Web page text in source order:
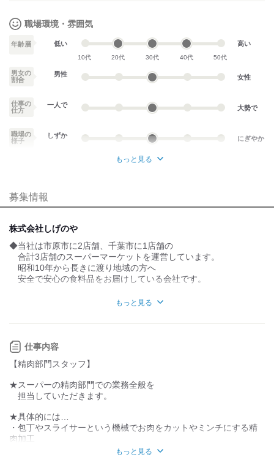
職場環境・雰囲気
年齢層 低い
10代 20代 30代 40代 50代
高い
男女の
割合
男性 女性
仕事の
仕方
一人で 大勢で
職場の
様子
しずか にぎやか
個性が生かせる
デスクワーク
お客様との対話が
少ない
多い
力仕事が少ない
もっと見る
募集情報
株式会社しげのや
◆当社は市原市に2店舗、千葉市に1店舗の
合計3店舗のスーパーマーケットを運営しています。
昭和10年から長きに渡り地域の方へ
安全で安心の食料品をお届けしている会社です。
◆お客様のニーズに応え続けるべく
さらなる飛躍に向けて
◆現在、活躍中のスタッフたちも
未経験から始めている方がほとんどです。
包丁を握ったことがない初心者の方でも
安心して始められます。
◆OJTを通した丁寧な研修で
これまで会社が培ってきた
技術やノウハウを学ぶことが出来ます。
充実の研修制度が整っていますので
もっと見る
仕事内容
【精肉部門スタッフ】
★スーパーの精肉部門での業務全般を
担当していただきます。
★具体的には…
・包丁やスライサーという機械でお肉をカットやミンチにする精
肉加工
計量、パック詰め、金額シール貼り、品出し
もっと見る